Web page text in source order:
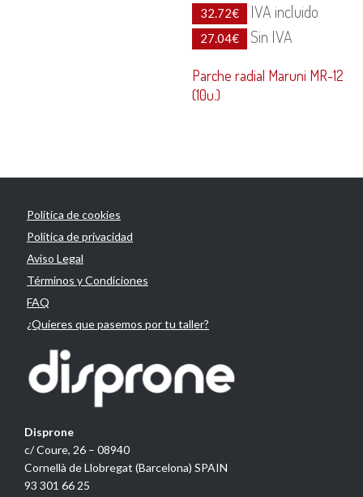
32.72€ IVA incluido
27.04€ Sin IVA
Parche radial Maruni MR-12
(10u.)
Política de cookies
Política de privacidad
Aviso Legal
Términos y Condiciones
FAQ
¿Quieres que pasemos por tu taller?
Disprone
c/ Coure, 26 – 08940
Cornellà de Llobregat (Barcelona) SPAIN
93 301 66 25